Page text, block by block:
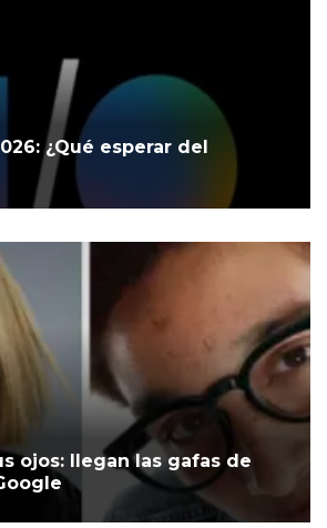
¿Qué esperar del
ojos: llegan las gafas de